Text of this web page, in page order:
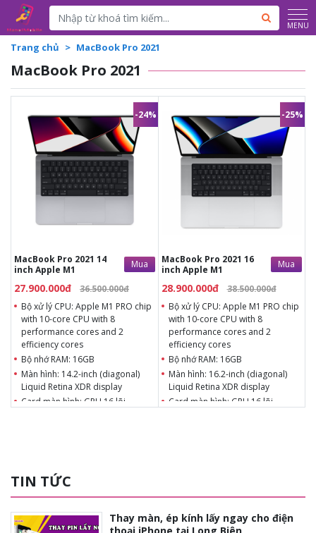
Powered by Translate MENU
Trang chủ MacBook Pro 2021
MacBook Pro 2021
-24%
MacBook Pro 2021 14
inch Apple M1
Mua
27.900.000đ 36.500.000đ
Bộ xử lý CPU: Apple M1 PRO chip
with 10-core CPU with 8
performance cores and 2
efficiency cores
Bộ nhớ RAM: 16GB
Màn hình: 14.2-inch (diagonal)
Liquid Retina XDR display
Card màn hình: GPU 16 lõi
27.900.000đ 36.500.000đ
Bộ xử lý CPU: Apple M1
PRO chip with 10-core CPU
with 8 performance cores
and 2 efficiency cores
Bộ nhớ RAM: 16GB
Kích thước: 3.5 pounds (1.6
kg)
Camera: Camera FaceTime
-25%
MacBook Pro 2021 16
inch Apple M1
Mua
28.900.000đ 38.500.000đ
Bộ xử lý CPU: Apple M1 PRO chip
with 10-core CPU with 8
performance cores and 2
efficiency cores
Bộ nhớ RAM: 16GB
Màn hình: 16.2-inch (diagonal)
Liquid Retina XDR display
Card màn hình: GPU 16 lõi
28.900.000đ 38.500.000đ
Bộ xử lý CPU: Apple M1
PRO chip with 10-core CPU
with 8 performance cores
and 2 efficiency cores
Bộ nhớ RAM: 16GB
XDR display
Kích thước: 4.7 pounds (2.1
kg)
Camera: Camera FaceTime
TIN TỨC
Thay màn, ép kính lấy ngay cho điện
thoại iPhone tại Long Biên